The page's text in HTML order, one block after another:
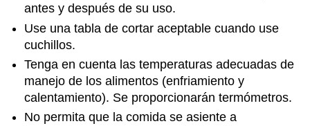
antes y después de su uso.
Use una tabla de cortar aceptable cuando use
cuchillos.
Tenga en cuenta las temperaturas adecuadas de
manejo de los alimentos (enfriamiento y
calentamiento). Se proporcionarán termómetros.
No permita que la comida se asiente a